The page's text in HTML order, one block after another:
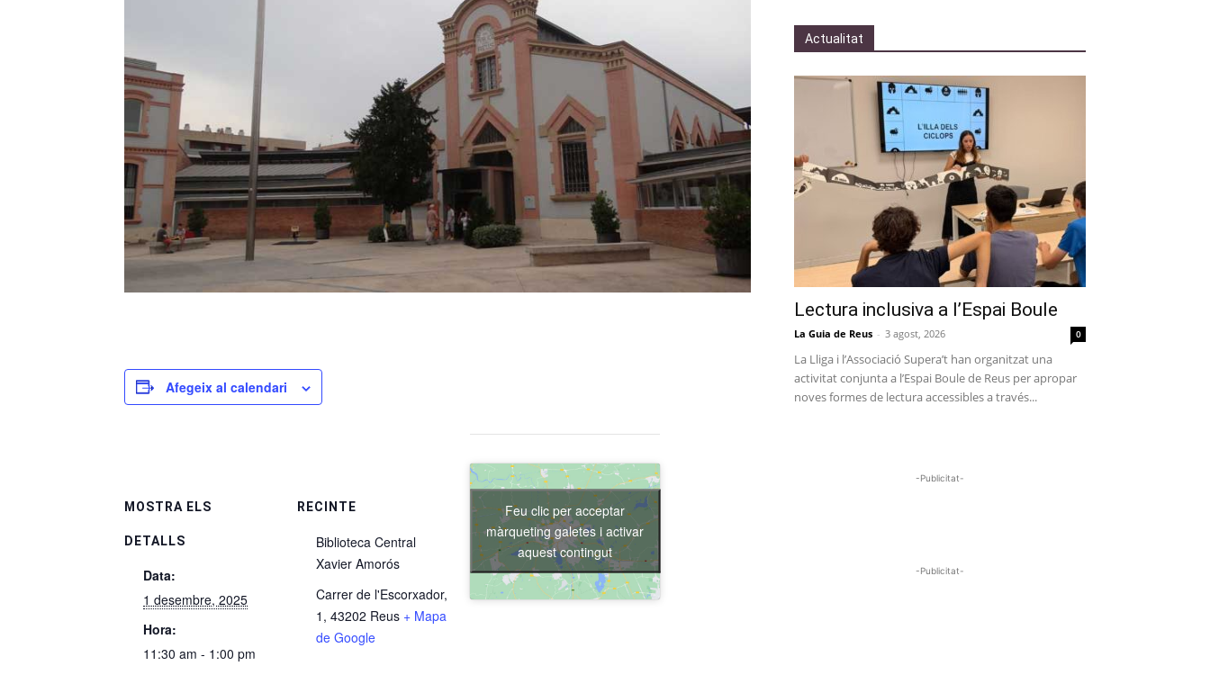
Afegeix al calendari
MOSTRA ELS
DETALLS
Data:
1 desembre, 2025
Hora:
11:30 am - 1:00 pm
RECINTE
Biblioteca Central
Xavier Amorós
Carrer de l'Escorxador,
1, 43202 Reus + Mapa
de Google
Feu clic per acceptar
màrqueting galetes i activar
aquest contingut
Actualitat
Lectura inclusiva a l’Espai Boule
La Guia de Reus - 3 agost, 2026 0
La Lliga i l’Associació Supera’t han organitzat una
activitat conjunta a l’Espai Boule de Reus per apropar
noves formes de lectura accessibles a través...
-Publicitat-
-Publicitat-